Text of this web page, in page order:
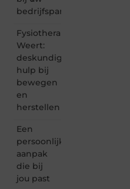
bedrijfspand
Fysiotherapie
Weert:
deskundige
hulp bij
bewegen
en
herstellen
Een
persoonlijke
aanpak
die bij
jou past